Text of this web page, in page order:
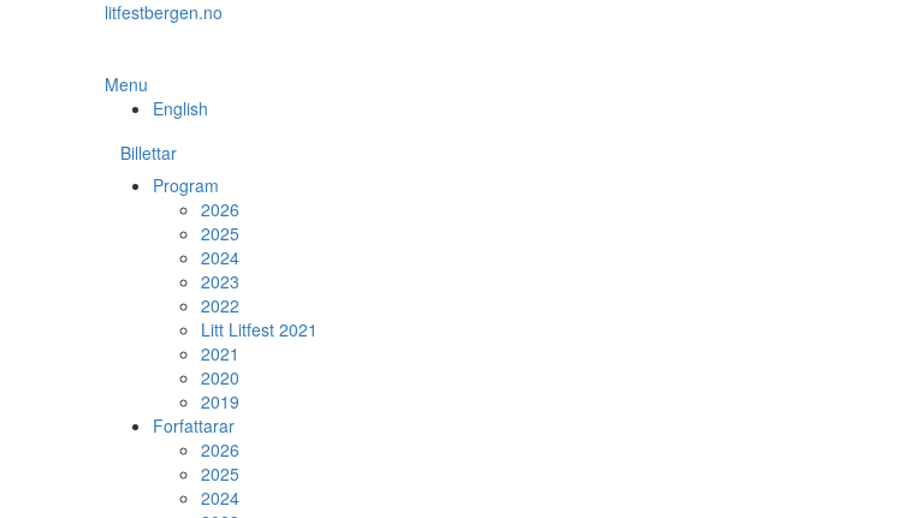
litfestbergen.no
Menu
English
Billettar
Program
2026
2025
2024
2023
2022
Litt Litfest 2021
2021
2020
2019
Forfattarar
2026
2025
2024